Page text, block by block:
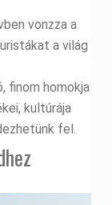
vonzza a
a világ
finom homokja
kultúrája
fel.